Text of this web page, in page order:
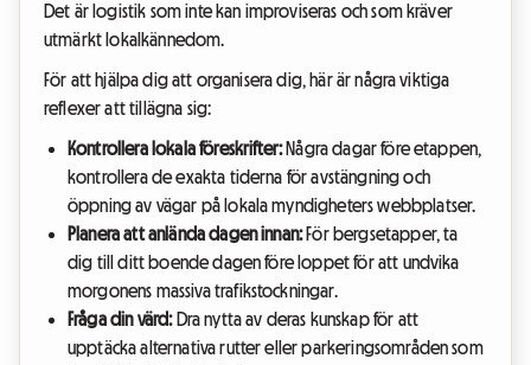
Det är logistik som inte kan improviseras och som kräver
utmärkt lokalkännedom.
För att hjälpa dig att organisera dig, här är några viktiga
reflexer att tillägna sig:
Kontrollera lokala föreskrifter:Några dagar före etappen,
kontrollera de exakta tiderna för avstängning och
öppning av vägar på lokala myndigheters webbplatser.
Planera att anlända dagen innan:För bergsetapper, ta
dig till ditt boende dagen före loppet för att undvika
morgonens massiva trafikstockningar.
Fråga din värd:Dra nytta av deras kunskap för att
upptäcka alternativa rutter eller parkeringsområden som